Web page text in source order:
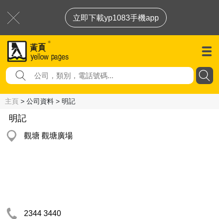
立即下載yp1083手機app
主頁 > 公司資料 > 明記
明記
觀塘 觀塘廣場
2344 3440